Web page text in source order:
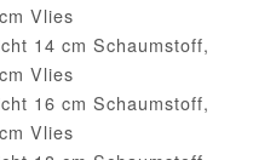
Vlies
14 cm Schaumstoff,
Vlies
16 cm Schaumstoff,
Vlies